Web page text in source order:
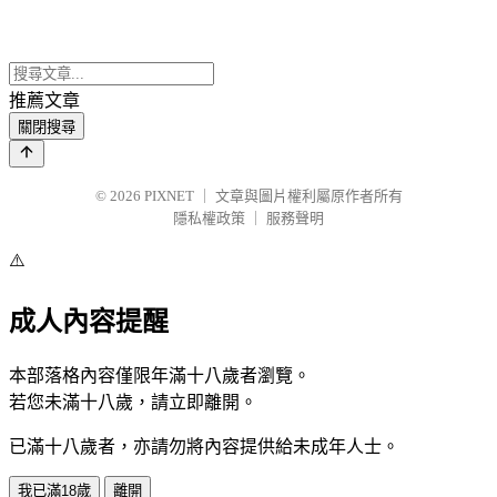
推薦文章
關閉搜尋
© 2026 PIXNET
文章與圖片權利屬原作者所有
隱私權政策
服務聲明
⚠️
成人內容提醒
本部落格內容僅限年滿十八歲者瀏覽。
若您未滿十八歲，請立即離開。
已滿十八歲者，亦請勿將內容提供給未成年人士。
我已滿18歲 離開